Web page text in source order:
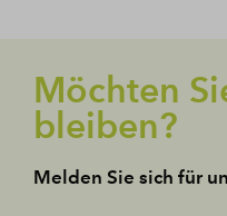
Möchten
bleiben?
Melden Sie sich für